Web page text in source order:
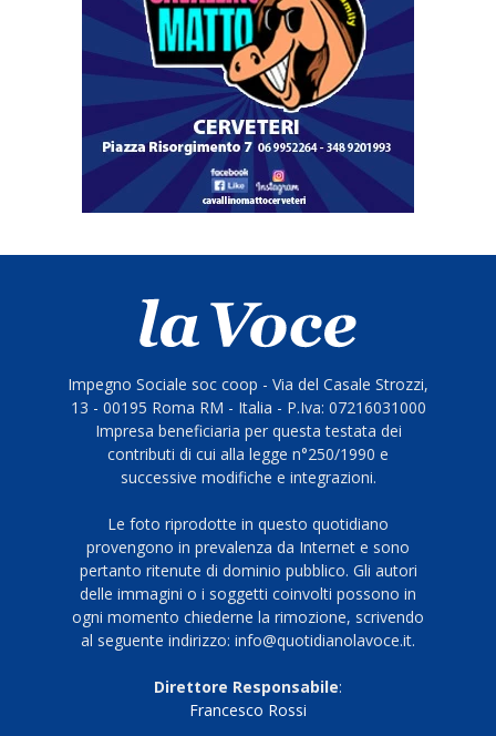
Impegno Sociale soc coop - Via del Casale Strozzi,
13 - 00195 Roma RM - Italia - P.Iva: 07216031000
Impresa beneficiaria per questa testata dei
contributi di cui alla legge n°250/1990 e
successive modifiche e integrazioni.
Le foto riprodotte in questo quotidiano
provengono in prevalenza da Internet e sono
pertanto ritenute di dominio pubblico. Gli autori
delle immagini o i soggetti coinvolti possono in
ogni momento chiederne la rimozione, scrivendo
al seguente indirizzo: info@quotidianolavoce.it.
Direttore Responsabile:
Francesco Rossi